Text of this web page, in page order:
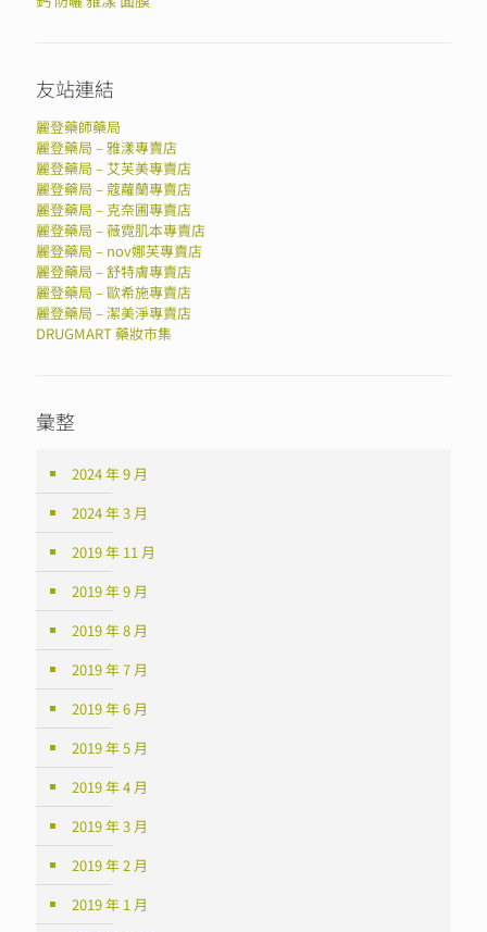
友站連結
麗登藥師藥局
麗登藥局 – 雅漾專賣店
麗登藥局 – 艾芙美專賣店
麗登藥局 – 蔻蘿蘭專賣店
麗登藥局 – 克奈圃專賣店
麗登藥局 – 薇霓肌本專賣店
麗登藥局 – nov娜芙專賣店
麗登藥局 – 舒特膚專賣店
麗登藥局 – 歐希施專賣店
麗登藥局 – 潔美淨專賣店
DRUGMART 藥妝市集
彙整
2024 年 9 月
2024 年 3 月
2019 年 11 月
2019 年 9 月
2019 年 8 月
2019 年 7 月
2019 年 6 月
2019 年 5 月
2019 年 4 月
2019 年 3 月
2019 年 2 月
2019 年 1 月